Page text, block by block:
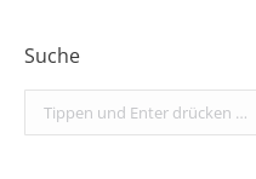
Suche
Search: